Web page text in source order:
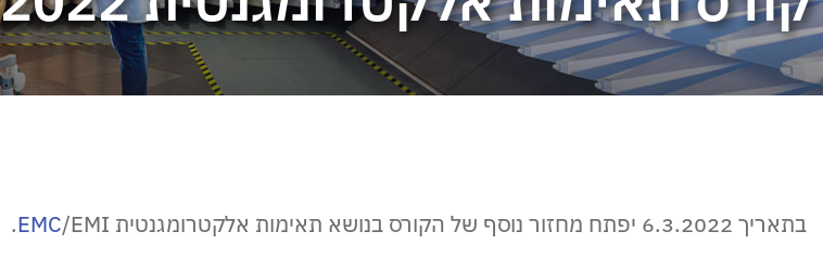
בתאריך 6.3.2022 יפתח מחזור נוסף של הקורס בנושא תאימות אלקטרומגנטית EMC/EMI.